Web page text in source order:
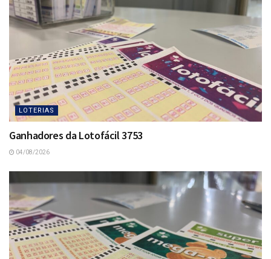
LOTERIAS
Ganhadores da Lotofácil 3753
04/08/2026